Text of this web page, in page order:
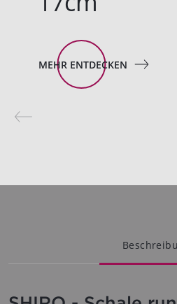
MEHR ENTDECKEN